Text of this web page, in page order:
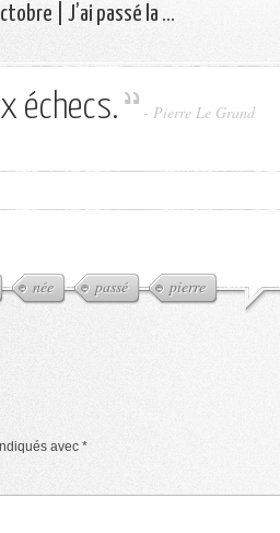
| J’ai passé la …
échecs.
- Pierre Le Grand
née passé pierre
avec *